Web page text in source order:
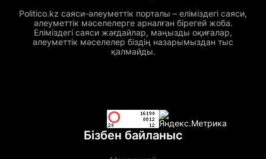
Politico.kz саяси-әлеуметтік порталы – еліміздегі саяси,
әлеуметтік мәселелерге арналған бірегей жоба.
Еліміздегі саяси жағдайлар, маңызды оқиғалар,
әлеуметтік мәселелер біздің назарымыздан тыс
қалмайды.
Бізбен байланыс